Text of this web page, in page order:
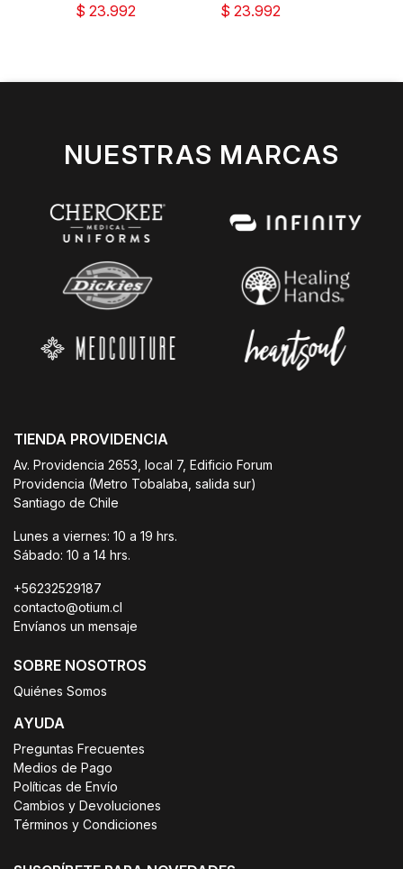
$ 23.992
$ 23.992
NUESTRAS MARCAS
TIENDA PROVIDENCIA
Av. Providencia 2653, local 7, Edificio Forum
Providencia (Metro Tobalaba, salida sur)
Santiago de Chile
Lunes a viernes: 10 a 19 hrs.
Sábado: 10 a 14 hrs.
+56232529187
contacto@otium.cl
Envíanos un mensaje
SOBRE NOSOTROS
Quiénes Somos
AYUDA
Preguntas Frecuentes
Medios de Pago
Políticas de Envío
Cambios y Devoluciones
Términos y Condiciones